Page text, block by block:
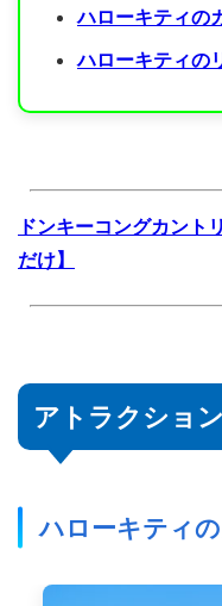
ハローキティの
ハローキティの
ドンキーコングカント
だけ】
アトラクショ
ハローキティ